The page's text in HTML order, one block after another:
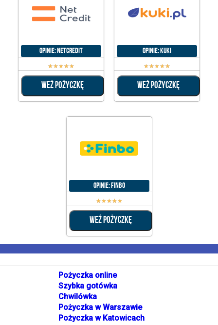
Opinie: NetCredit
☆☆☆☆☆
WEŹ POŻYCZKĘ
Opinie: Kuki
☆☆☆☆☆
WEŹ POŻYCZKĘ
Opinie: Finbo
☆☆☆☆☆
WEŹ POŻYCZKĘ
Pożyczka online
Szybka gotówka
Chwilówka
Pożyczka w Warszawie
Pożyczka w Katowicach